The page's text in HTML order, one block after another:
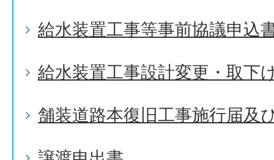
給水装置工事等事前協議申込
給水装置工事設計変更・取下
舗装道路本復旧工事施行届及